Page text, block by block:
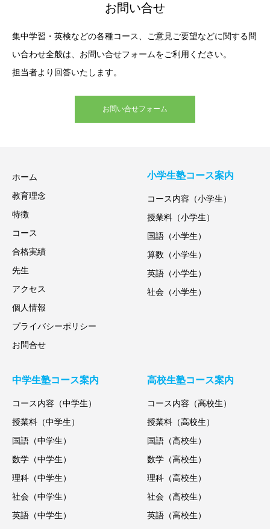
お問い合せ
集中学習・英検などの各種コース、ご意見ご要望などに関する問
い合わせ全般は、お問い合せフォームをご利用ください。
担当者より回答いたします。
お問い合せフォーム
ホーム
教育理念
特徴
コース
合格実績
先生
アクセス
個人情報
プライバシーポリシー
お問合せ
小学生塾コース案内
コース内容（小学生）
授業料（小学生）
国語（小学生）
算数（小学生）
英語（小学生）
社会（小学生）
中学生塾コース案内
コース内容（中学生）
授業料（中学生）
国語（中学生）
数学（中学生）
理科（中学生）
社会（中学生）
英語（中学生）
高校生塾コース案内
コース内容（高校生）
授業料（高校生）
国語（高校生）
数学（高校生）
理科（高校生）
社会（高校生）
英語（高校生）